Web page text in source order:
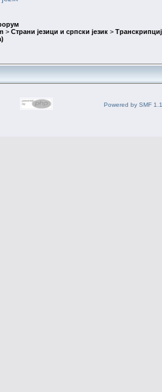
> Страни језици и српски језик >
Powered by SMF